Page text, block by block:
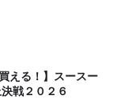
える！】スースー
戦２０２６